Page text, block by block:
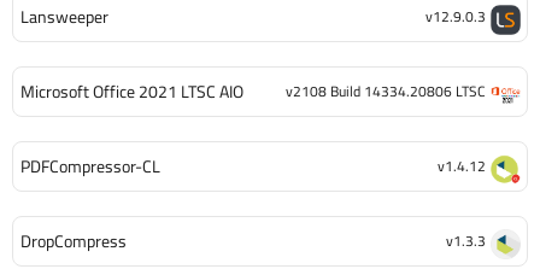
Lansweeper v12.9.0.3
Microsoft Office 2021 LTSC AIO v2108 Build 14334.20806 LTSC
PDFCompressor-CL v1.4.12
DropCompress v1.3.3